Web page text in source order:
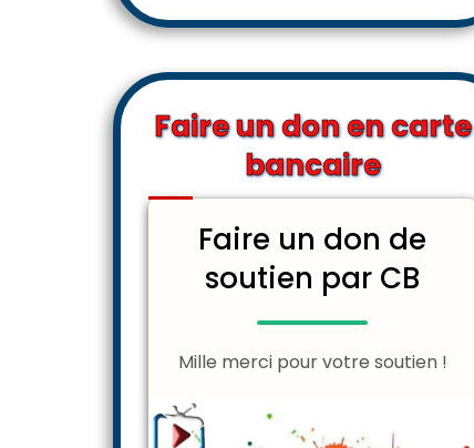
Faire un don en carte
bancaire
Faire un don de
soutien par CB
Mille merci pour votre soutien !